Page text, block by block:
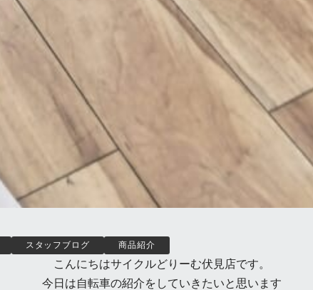
スタッフブログ 商品紹介
こんにちはサイクルどりーむ伏見店です。
今日は自転車の紹介をしていきたいと思います